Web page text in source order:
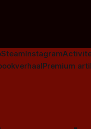
SteamInstagram
Premium